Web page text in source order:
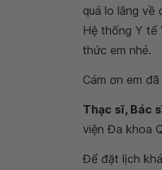
quá lo lắng về
Hệ thống Y tế
thức em nhé.
Cám ơn em
Thạc sĩ, Bác
viện Đa khoa
Để đặt lịch